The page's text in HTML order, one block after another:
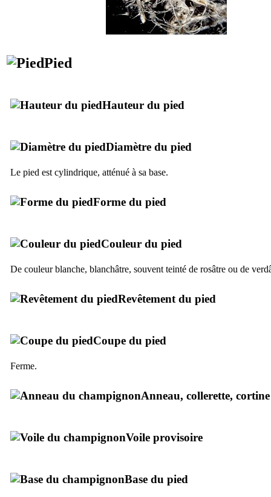
Pied
Hauteur du pied
Diamètre du pied
Le pied est cylindrique, atténué à sa base.
Forme du pied
Couleur du pied
De couleur blanche, blanchâtre, souvent teinté de rosâtre ou de
Revêtement du pied
Coupe du pied
Ferme.
Anneau, collerette, cortine
Voile provisoire
Base du pied